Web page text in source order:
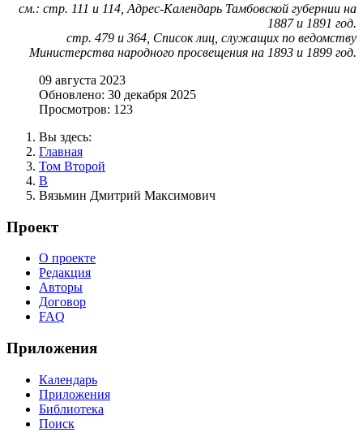
см.: стр. 111 и 114, Адрес-Календарь Тамбовской губернии на
1887 и 1891 год.
стр. 479 и 364, Список лиц, служащих по ведомству
Министерства народного просвещения на 1893 и 1899 год.
09 августа 2023
Обновлено: 30 декабря 2025
Просмотров: 123
Вы здесь:
Главная
Том Второй
В
Вязьмин Дмитрий Максимович
Проект
О проекте
Редакция
Авторы
Договор
FAQ
Приложения
Календарь
Приложения
Библиотека
Поиск